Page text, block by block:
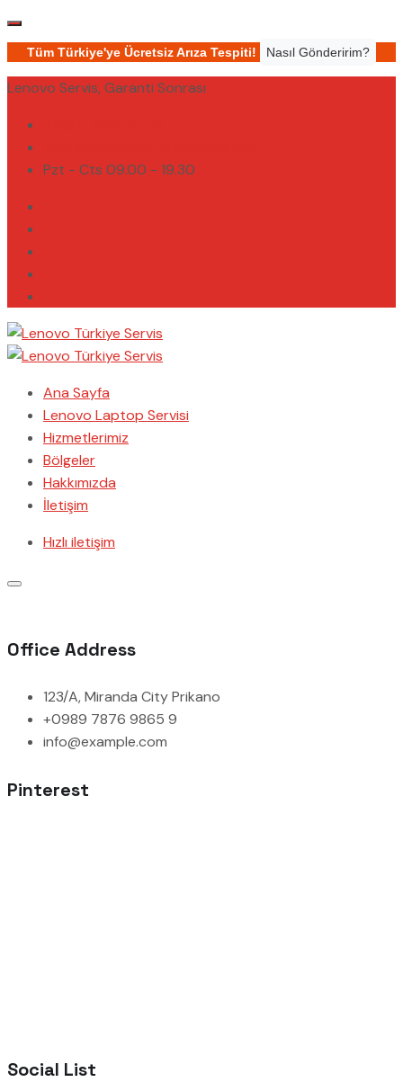
Tüm Türkiye'ye Ücretsiz Arıza Tespiti! Nasıl Gönderirim?
Lenovo Servis, Garanti Sonrası
Pzt - Cts 09.00 - 19.30
Ana Sayfa
Lenovo Laptop Servisi
Hizmetlerimiz
Bölgeler
Hakkımızda
İletişim
Hızlı iletişim
Office Address
123/A, Miranda City Prikano
+0989 7876 9865 9
info@example.com
Pinterest
Social List